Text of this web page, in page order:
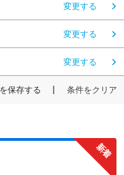
変更する
変更する
変更する
保存する 条件をクリア